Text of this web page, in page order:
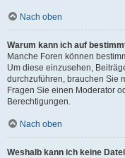
Nach oben
Warum kann ich auf
Manche Foren können
Um diese einzusehen,
durchzuführen, brauchen Sie
Fragen Sie einen Moderator
Berechtigungen.
Nach oben
Weshalb kann ich keine